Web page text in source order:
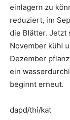
einlagern zu
reduziert, im
die Blätter. Jetzt
November kühl
Dezember
ein
beginnt erneut.
dapd/thi/kat